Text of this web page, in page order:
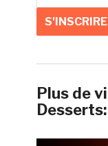
Plus de
Desserts: